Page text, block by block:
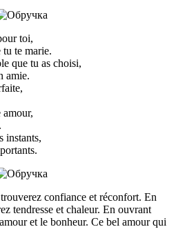
toi,
tu te marie.
que tu as choisi,
amie.
amour,
instants,
confiance et réconfort. En
tendresse et chaleur. En ouvrant
et le bonheur. Ce bel amour qui